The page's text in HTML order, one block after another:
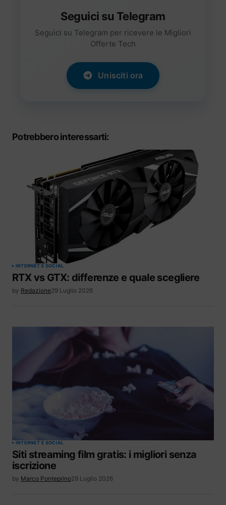
Seguici su Telegram
Seguici su Telegram per ricevere le Migliori
Offerte Tech
Unisciti ora
Potrebbero interessarti:
INTERNET E SOCIAL
RTX vs GTX: differenze e quale scegliere
by Redazione29 Luglio 2026
INTERNET E SOCIAL
Siti streaming film gratis: i migliori senza
iscrizione
by Marco Ponteprino29 Luglio 2026